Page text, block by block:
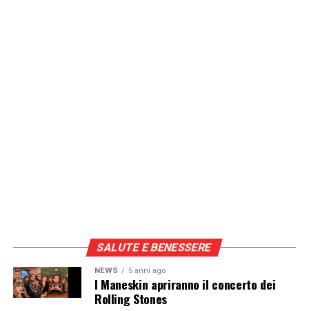
SALUTE E BENESSERE
NEWS 5 anni ago
I Maneskin apriranno il concerto dei
Rolling Stones